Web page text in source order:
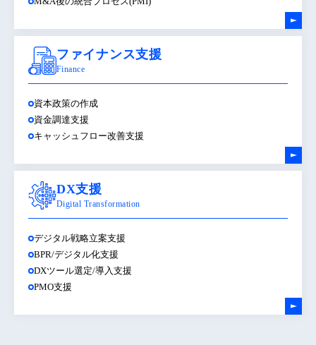
ファイナンス支援
Finance
資本政策の作成
資金調達支援
キャッシュフロー改善支援
DX支援
Digital Transformation
デジタル戦略立案支援
BPR/デジタル化支援
DXツール選定/導入支援
PMO支援